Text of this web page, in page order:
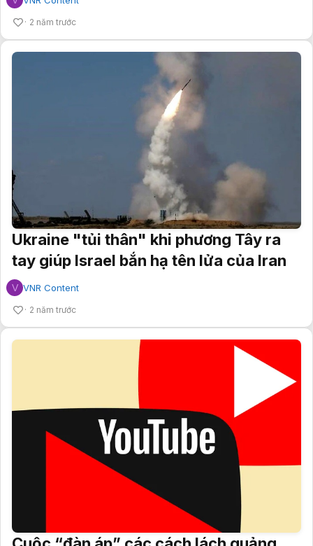
2 năm trước
Ukraine "tủi thân" khi phương Tây ra
tay giúp Israel bắn hạ tên lửa của Iran
V VNR Content
2 năm trước